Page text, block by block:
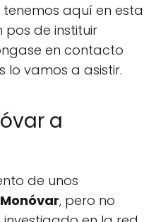
aquí en esta
pos de instituir
en contacto
lo vamos a asistir.
a
de unos
, pero no